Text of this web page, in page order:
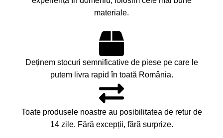
materiale.
Deținem stocuri semnificative de piese pe care le
putem livra rapid în toată România.
Toate produsele noastre au posibilitatea de retur de
14 zile. Fără excepții, fără surprize.